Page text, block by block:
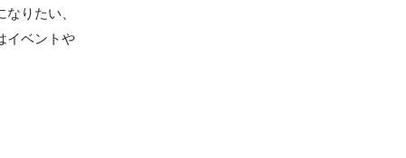
りたい、
イベントや